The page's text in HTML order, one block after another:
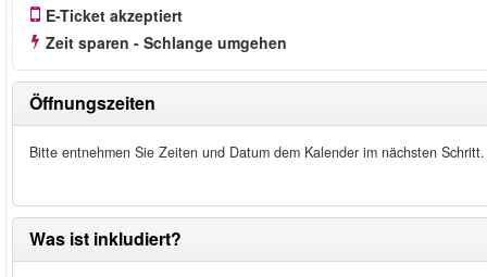
E-Ticket akzeptiert
Zeit sparen - Schlange umgehen
Öffnungszeiten
Bitte entnehmen Sie Zeiten und Datum dem Kalender im nächsten Schritt.
Was ist inkludiert?